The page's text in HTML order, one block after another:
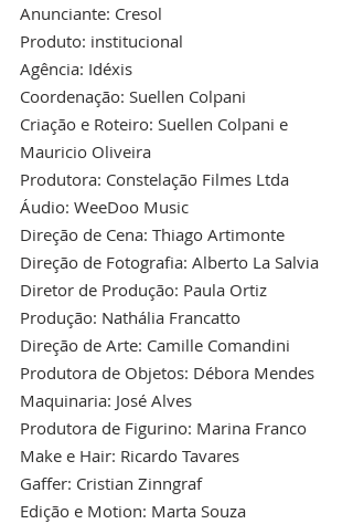
Anunciante: Cresol
Produto: institucional
Agência: Idéxis
Coordenação: Suellen Colpani
Criação e Roteiro: Suellen Colpani e
Mauricio Oliveira
Produtora: Constelação Filmes Ltda
Áudio: WeeDoo Music
Direção de Cena: Thiago Artimonte
Direção de Fotografia: Alberto La Salvia
Diretor de Produção: Paula Ortiz
Produção: Nathália Francatto
Direção de Arte: Camille Comandini
Produtora de Objetos: Débora Mendes
Maquinaria: José Alves
Produtora de Figurino: Marina Franco
Make e Hair: Ricardo Tavares
Gaffer: Cristian Zinngraf
Edição e Motion: Marta Souza